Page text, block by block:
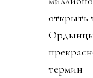
открыть
термин